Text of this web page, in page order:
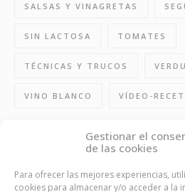
Gestionar el
de las cookies
Para ofrecer las mejores experiencias,
cookies para almacenar y/o acceder a la
SALSAS Y VINAGRETAS
SIN LACTOSA TOMATES
TÉCNICAS Y TRUCOS
VINO BLANCO VÍDEO-
FOLLOW